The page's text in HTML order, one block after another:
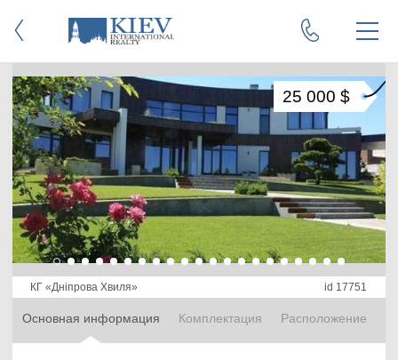
КГ «Днiпрова Хвиля» id 17751
Основная информация Комплектация Расположение
25 000 $